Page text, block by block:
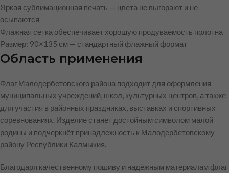
Яркая сублимационная печать — цвета не выгорают и не
осыпаются
Флажная сетка обеспечивает хорошую продуваемость полотна
Размер: 90×135 см — стандартный флажный формат
Область применения
Флаг Малодербетовского района подходит для оформления
муниципальных учреждений, школ, культурных центров, а также
для участия в районных праздниках, выставках и спортивных
соревнованиях. Изделие станет достойным символом малой
родины и подчеркнёт принадлежность к Малодербетовскому
району Республики Калмыкия.
Благодаря качественному пошиву и надёжным материалам флаг